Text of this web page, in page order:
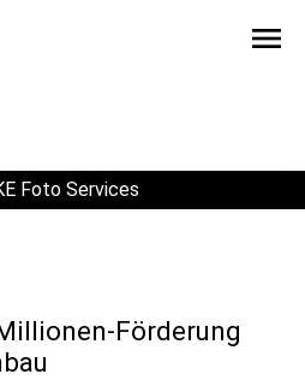
menu
Foto Services
Förderung